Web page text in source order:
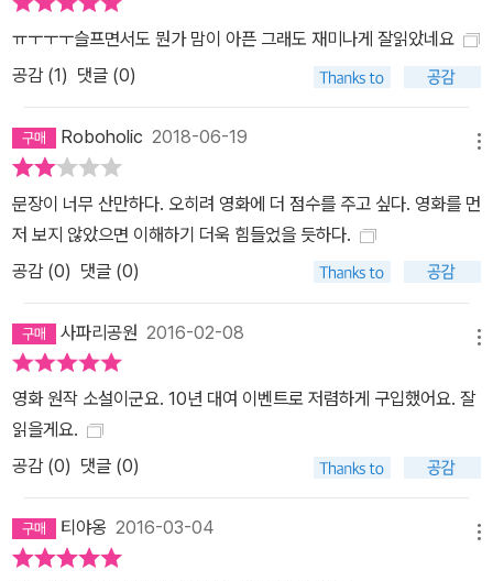
ㅠㅜㅜㅜ슬프면서도 뭔가 맘이 아픈 그래도 재미나게 잘읽았네요
공감 (1) 댓글 (0)
Roboholic 2018-06-19
문장이 너무 산만하다. 오히려 영화에 더 점수를 주고 싶다. 영화를 먼
저 보지 않았으면 이해하기 더욱 힘들었을 듯하다.
공감 (0) 댓글 (0)
사파리공원 2016-02-08
영화 원작 소설이군요. 10년 대여 이벤트로 저렴하게 구입했어요. 잘
읽을게요.
공감 (0) 댓글 (0)
티야옹 2016-03-04